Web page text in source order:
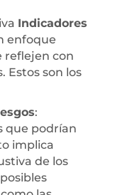
Indicadores
enfoque
reflejen con
Estos son los
:
que podrían
implica
de los